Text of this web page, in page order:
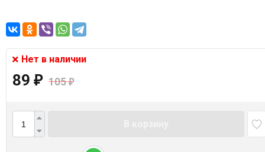
Нет в наличии
89 ₽ 105₽